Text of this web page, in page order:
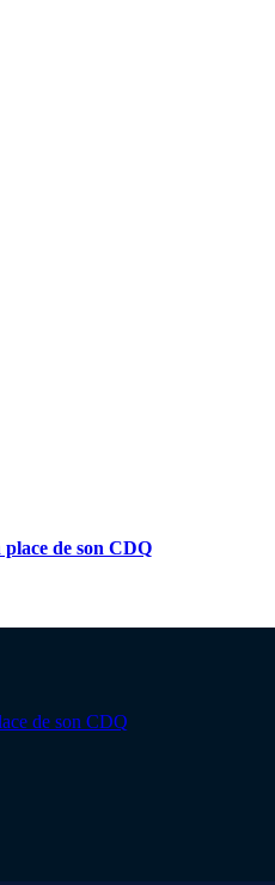
de son CDQ
de son CDQ